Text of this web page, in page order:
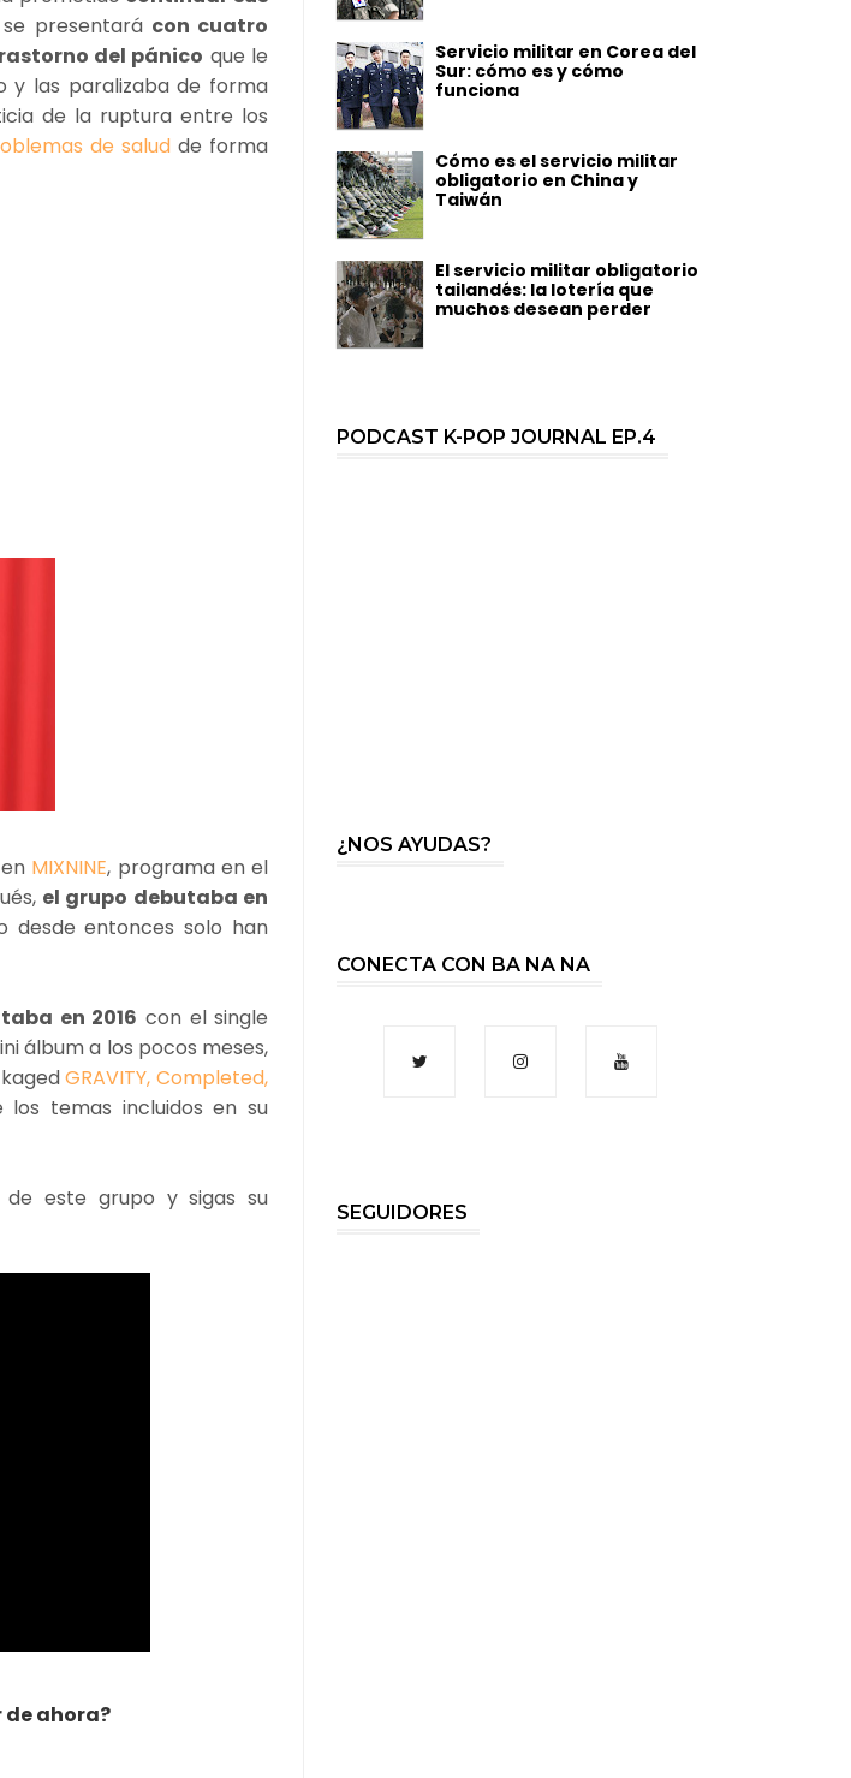
presentará con cuatro
del pánico que le
y las paralizaba de forma
de la ruptura entre los
de saludde forma
MIXNINE, programa en el
el grupo debutaba en
desde entonces solo han
en 2016 con el single
álbum a los pocos meses,
GRAVITY, Completed,
temas incluidos en su
este grupo y sigas su
de ahora?
Servicio militar en Corea del
Sur: cómo es y cómo
funciona
Cómo es el servicio militar
obligatorio en China y
Taiwán
El servicio militar obligatorio
tailandés: la lotería que
muchos desean perder
PODCAST K-POP JOURNAL EP.4
¿NOS AYUDAS?
CONECTA CON BA NA NA
SEGUIDORES